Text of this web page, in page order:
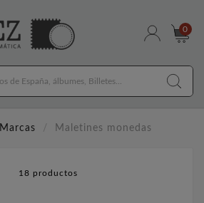
0
Marcas Maletines monedas
18 productos